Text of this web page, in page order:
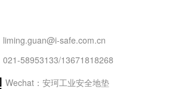
liming.guan@i-safe.com.cn
021-58953133/13671818268
Wechat：安珂工业安全地垫